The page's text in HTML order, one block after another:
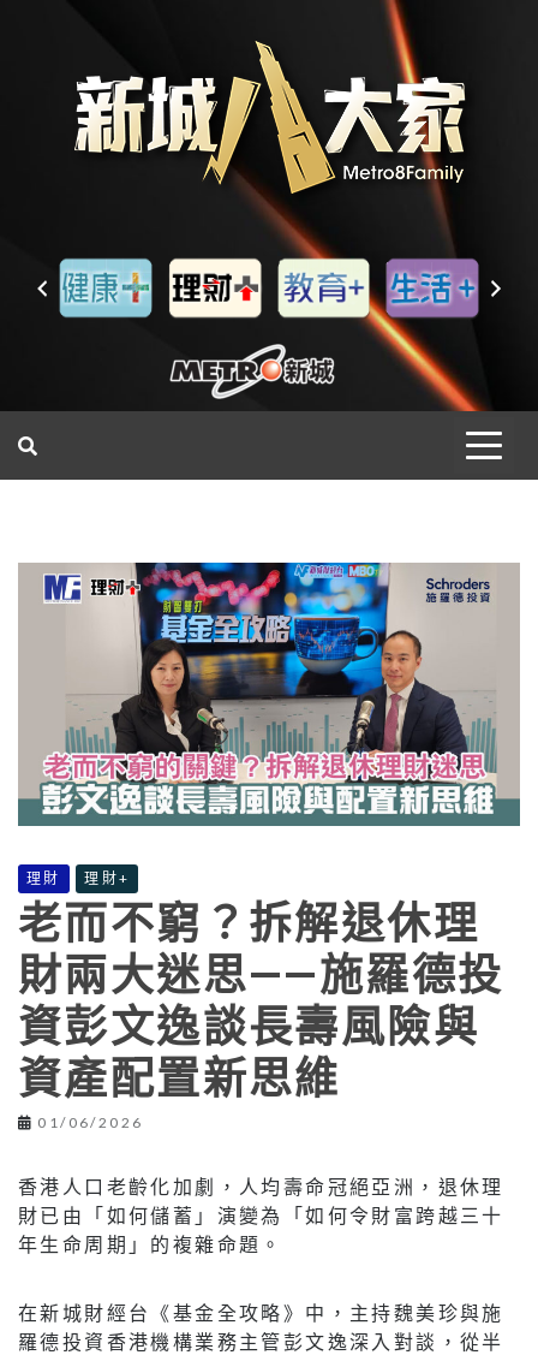
理財 理財+
老而不窮？拆解退休理
財兩大迷思——施羅德投
資彭文逸談長壽風險與
資產配置新思維
01/06/2026
香港人口老齡化加劇，人均壽命冠絕亞洲，退休理
財已由「如何儲蓄」演變為「如何令財富跨越三十
年生命周期」的複雜命題。
在新城財經台《基金全攻略》中，主持魏美珍與施
羅德投資香港機構業務主管彭文逸深入對談，從半